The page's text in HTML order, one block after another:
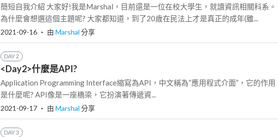
簡短自我介紹 大家好!我是Marshal，目前還是一位在校大學生，就讀資訊相關科系。
為什麼會想選這個主題呢? 大家都知道，到了20歲在民法上才是真正的成年(雖...
2021-09-16 ‧ 由 Marshal 分享
DAY 2
<Day2>什麼是API?
Application Programming Interface縮寫為API，中文稱為“應用程式介面”，它的作用
是什麼呢? API像是一座橋梁，它扮演著傳遞資...
2021-09-17 ‧ 由 Marshal 分享
DAY 3